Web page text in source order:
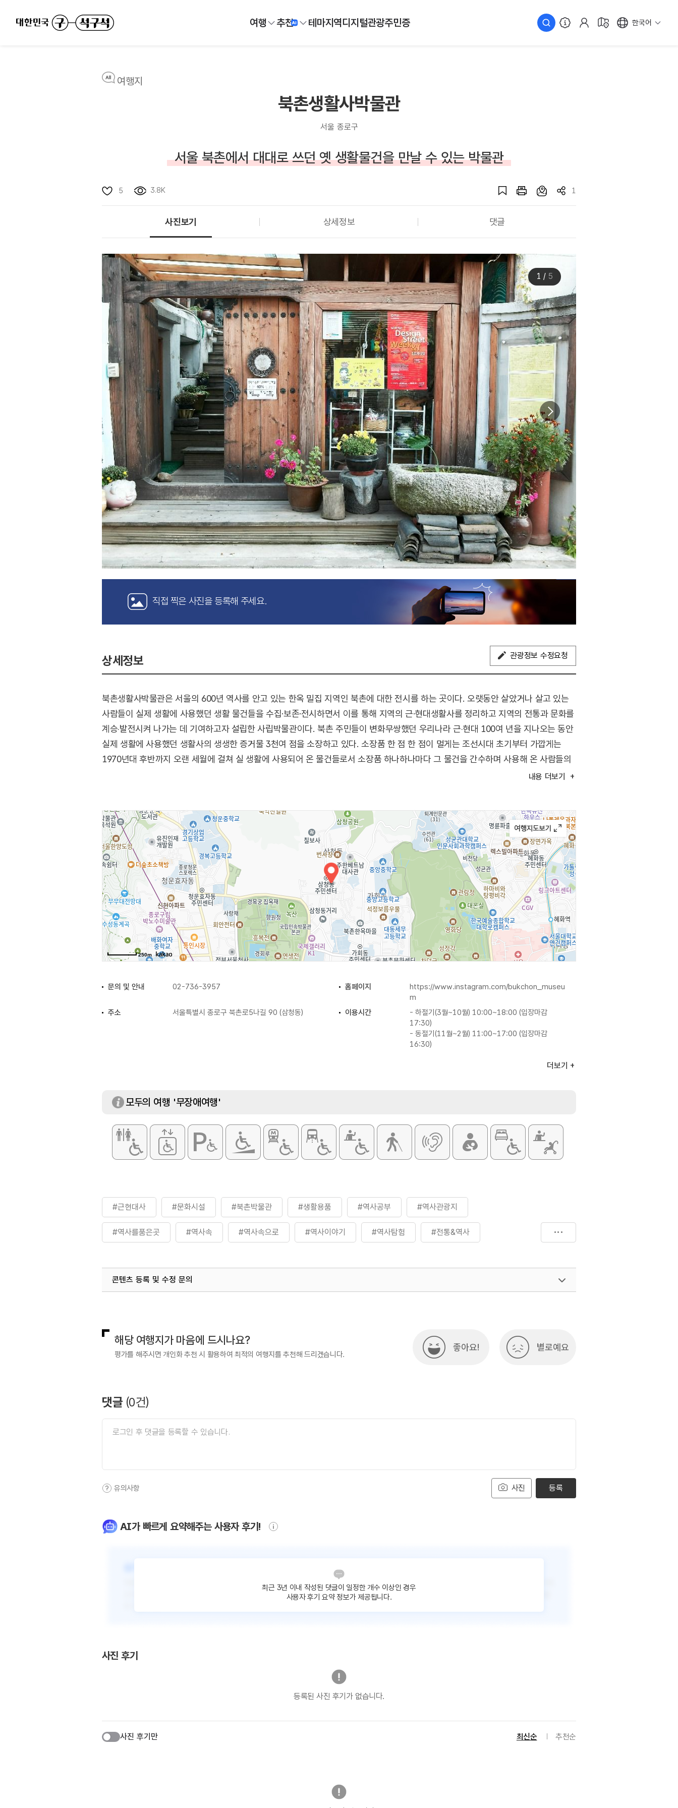
여행 추천 테마지역디지털관광주민증 한국어
여행지
북촌생활사박물관
서울 종로구
서울 북촌에서 대대로 쓰던 옛 생활물건을 만날 수 있는 박물관
5 3.8K 1
사진보기 상세정보 댓글
1 / 5
직접 찍은 사진을 등록해 주세요.
상세정보 관광정보 수정요청
북촌생활사박물관은 서울의 600년 역사를 안고 있는 한옥 밀집 지역인 북촌에 대한 전시를 하는 곳이다. 오랫동안 살았거나 살고 있는
사람들이 실제 생활에 사용했던 생활 물건들을 수집·보존·전시하면서 이를 통해 지역의 근·현대생활사를 정리하고 지역의 전통과 문화를
계승‧발전시켜 나가는 데 기여하고자 설립한 사립박물관이다. 북촌 주민들이 변화무쌍했던 우리나라 근‧현대 100여 년을 지나오는 동안
실제 생활에 사용했던 생활사의 생생한 증거물 3천여 점을 소장하고 있다. 소장품 한 점 한 점이 멀게는 조선시대 초기부터 가깝게는
1970년대 후반까지 오랜 세월에 걸쳐 실 생활에 사용되어 온 물건들로서 소장품 하나하나마다 그 물건을 간수하며 사용해 온 사람들의
내용 더보기
250m
문의 및 안내 02-736-3957 홈페이지
https://www.instagram.com/bukchon_museu
m
주소
서울특별시 종로구 북촌로5나길 90 (삼청동) 이용시간
- 하절기(3월~10월) 10:00~18:00 (입장마감
17:30)
- 동절기(11월~2월) 11:00~17:00 (입장마감
16:30)
더보기
모두의 여행 '무장애여행'
#근현대사 #문화시설 #북촌박물관 #생활용품 #역사공부 #역사관광지
#역사를품은곳 #역사속 #역사속으로 #역사이야기 #역사탐험 #전통&역사
콘텐츠 등록 및 수정 문의
해당 여행지가 마음에 드시나요?
평가를 해주시면 개인화 추천 시 활용하여 최적의 여행지를 추천해 드리겠습니다.
좋아요! 별로예요
댓글 (0건)
사진
유의사항 등록
AI가 빠르게 요약해주는 사용자 후기!
최근 3년 이내 작성된 댓글이 일정한 개수 이상인 경우
사용자 후기 요약 정보가 제공됩니다.
사진 후기
등록된 사진 후기가 없습니다.
사진 후기만 최신순 추천순